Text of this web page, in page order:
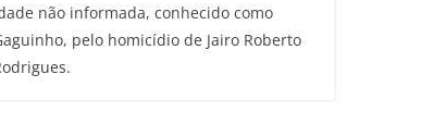
não informada, conhecido como
pelo homicídio de Jairo Roberto